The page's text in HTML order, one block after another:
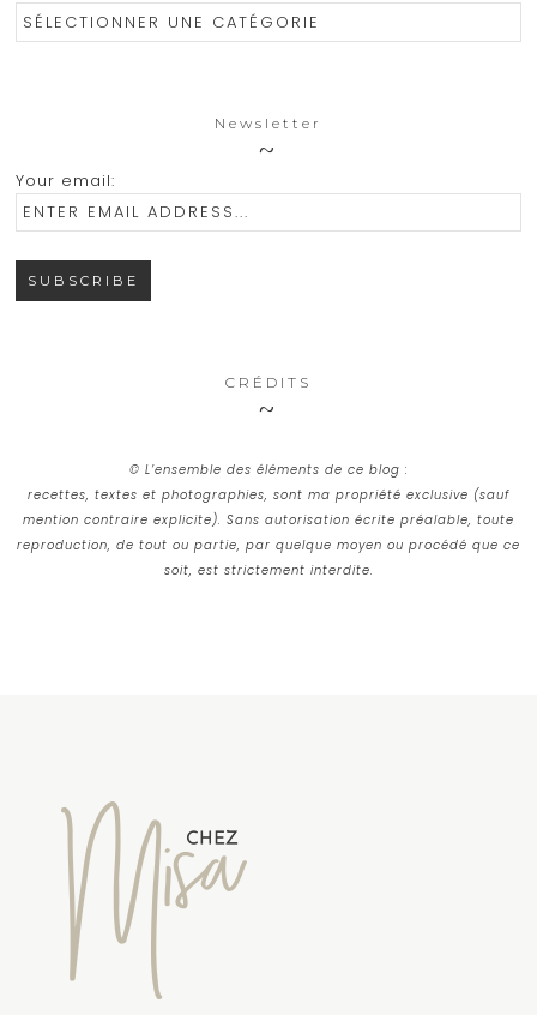
Catégories
Newsletter
Your email:
CRÉDITS
© L’ensemble des éléments de ce blog :
recettes, textes et photographies, sont ma propriété exclusive (sauf
mention contraire explicite). Sans autorisation écrite préalable, toute
reproduction, de tout ou partie, par quelque moyen ou procédé que ce
soit, est strictement interdite.